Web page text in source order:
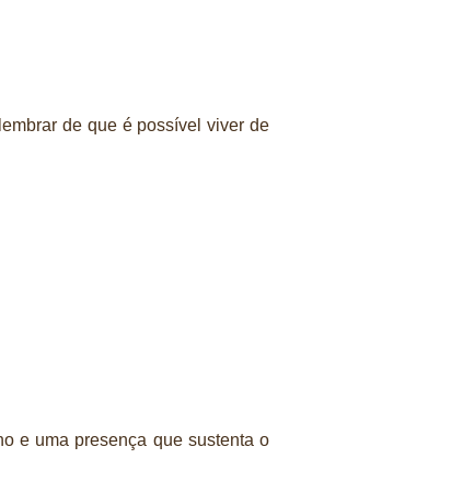
de que é possível viver de
e uma presença que sustenta o